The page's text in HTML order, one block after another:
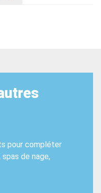
pour compléter
de nage,